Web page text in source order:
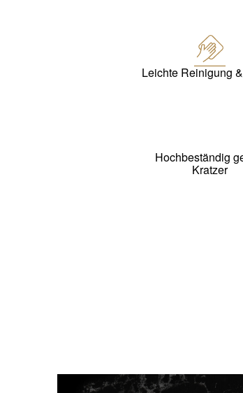
Leichte Reinigung
Hochbeständig
Kratzer